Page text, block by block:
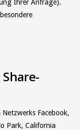
Ihrer Anfrage).
Facebook,
Park, California